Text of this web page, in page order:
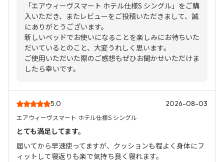
「エアウィーヴスマート ホテル仕様S シングル」をご購
入いただき、またレビューをご投稿いただきまして、誠
にありがとうございます。
新しいベッドでお使いになることを楽しみにお待ちいた
だいているとのこと、大変うれしく思います。
ご使用いただいた際のご感想もぜひお聞かせいただけま
したら幸いです。
5.0 2026-08-03
エアウィーヴスマート ホテル仕様S シングル
とても満足してます。
届いてから早速使ってますが、クッションも程よく身体にフ
ィットして寝返りも楽で気持ち良く寝れます。